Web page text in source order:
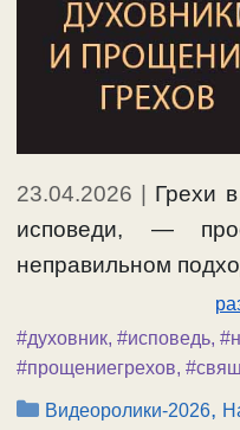
23.04.2026 | Грехи
исповеди, —
неправильном
#духовник, #исповедь,
#прощениегрехов,
Рубрики
Видеоролики-2026,